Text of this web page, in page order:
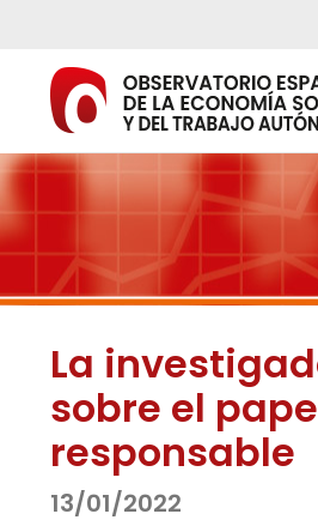
contenido
La
sobre el
responsable
13/01/2022